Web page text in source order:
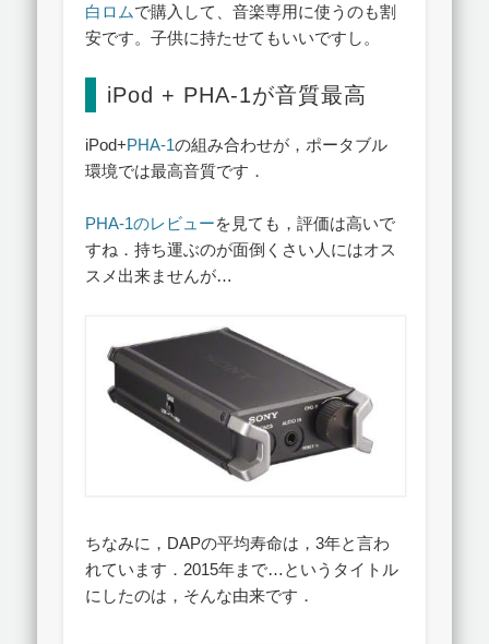
白ロムで購入して、音楽専用に使うのも割
安です。子供に持たせてもいいですし。
iPod + PHA-1が音質最高
iPod+PHA-1の組み合わせが，ポータブル
環境では最高音質です．
PHA-1のレビューを見ても，評価は高いで
すね．持ち運ぶのが面倒くさい人にはオス
スメ出来ませんが…
ちなみに，DAPの平均寿命は，3年と言わ
れています．2015年まで…というタイトル
にしたのは，そんな由来です．